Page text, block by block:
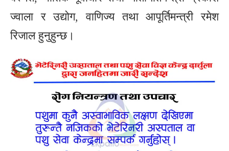
ज्वाला र उद्योग, वाणिज्य तथा आपूर्तिमन्त्री रमेश
रिजाल हुनुहुन्छ।